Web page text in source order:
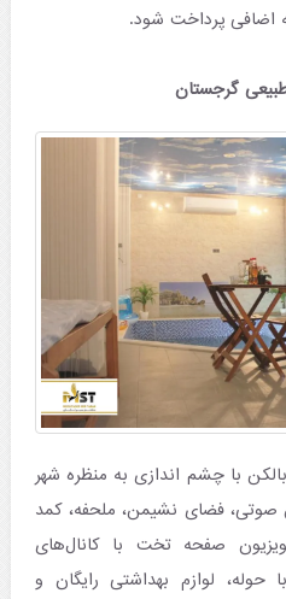
اضافی پرداخت شود.
گرجستان
اتاق خواب، بالکن با چشم اندازی به منظره شهر
صوتی، فضای نشیمن، ملحفه، کمد
صفحه تخت با کانال‌های
حوله، لوازم بهداشتی رایگان و